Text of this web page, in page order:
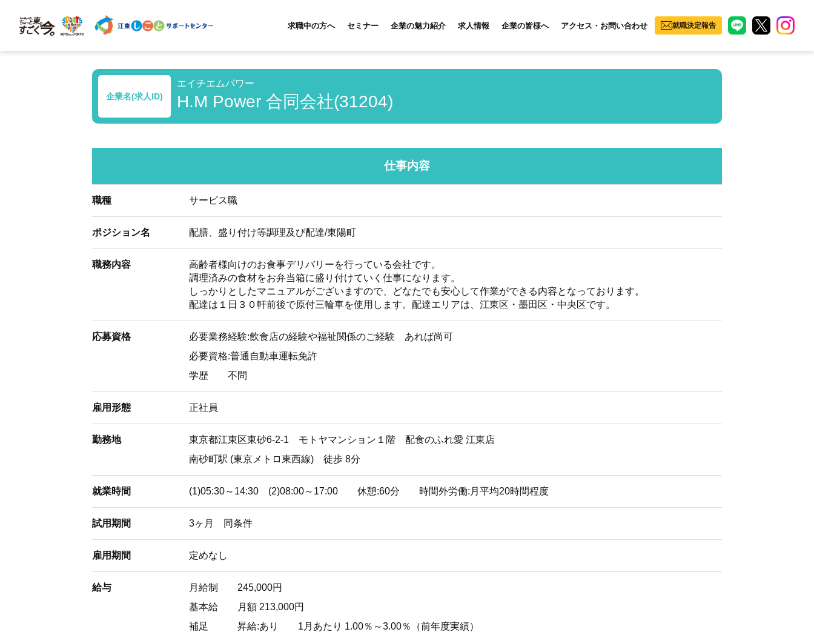
求職中の方へ セミナー 企業の魅力紹介 求人情報 企業の皆様へ アクセス・お問い合わせ 就職決定報告
企業名(求人ID)
エイチエムパワー
H.M Power 合同会社(31204)
仕事内容
職種 サービス職
ポジション名 配膳、盛り付け等調理及び配達/東陽町
職務内容
高齢者様向けのお食事デリバリーを行っている会社です。
調理済みの食材をお弁当箱に盛り付けていく仕事になります。
しっかりとしたマニュアルがございますので、どなたでも安心して作業ができる内容となっております。
配達は１日３０軒前後で原付三輪車を使用します。配達エリアは、江東区・墨田区・中央区です。
応募資格
必要業務経験:飲食店の経験や福祉関係のご経験 あれば尚可
必要資格:普通自動車運転免許
学歴
不問
雇用形態 正社員
勤務地
東京都江東区東砂6-2-1 モトヤマンション１階 配食のふれ愛 江東店
南砂町駅 (東京メトロ東西線) 徒歩 8分
就業時間 (1)05:30～14:30 (2)08:00～17:00 休憩:60分 時間外労働:月平均20時間程度
試用期間 3ヶ月 同条件
雇用期間 定めなし
給与 月給制
245,000円
基本給
月額 213,000円
補足
昇給:あり 1月あたり 1.00％～3.00％（前年度実績）